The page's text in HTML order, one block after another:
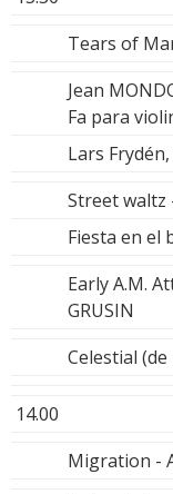
Tears of
Jean
Fa para
Lars
Street waltz
Fiesta en el
Early A.M.
GRUSIN
Celestial
14.00
Migration -